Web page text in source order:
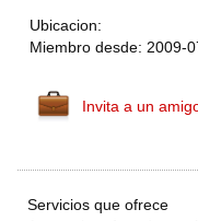
Ubicacion:
Miembro desde: 2009-
Invita a un
Servicios que ofrece